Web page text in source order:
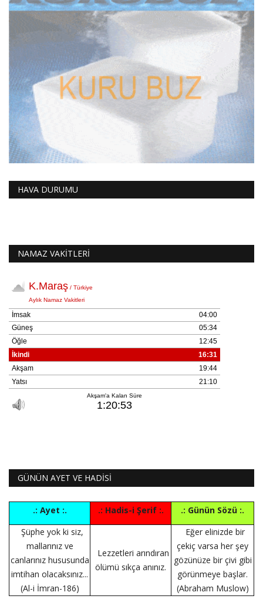
HAVA DURUMU
NAMAZ VAKİTLERİ
GÜNÜN AYET VE HADİSİ
.: Ayet :. .: Hadis-i Şerif :.
.: Günün Sözü :.
Şüphe yok ki siz,
mallarınız ve
canlarınız hususunda
imtihan olacaksınız...
(Al-i İmran-186)
Lezzetleri arındıran
ölümü sıkça anınız.
Eğer elinizde bir
çekiç varsa her şey
gözünüze bir çivi gibi
görünmeye başlar.
(Abraham Muslow)